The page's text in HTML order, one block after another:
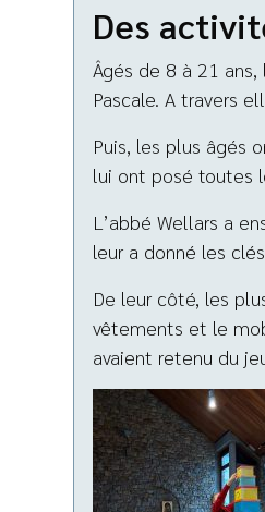
Des
Âgés de 8 à 21
Pascale. A travers
Puis, les plus âgés
lui ont posé toutes
L’abbé Wellars a
leur a donné les
De leur côté, les
vêtements et le
avaient retenu du